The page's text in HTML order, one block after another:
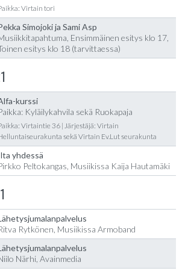
Virtain tori
Simojoki ja Sami Asp
Ensimmäinen esitys klo 17,
esitys klo 18 (tarvittaessa)
kurssi
Kyläilykahvila sekä Ruokapaja
Virtaintie 36 | Järjestäjä: Virtain
sekä Virtain Ev.Lut seurakunta
yhdessä
Peltokangas, Musiikissa Kaija Hautamäki
Rytkönen, Musiikissa Armoband
Närhi, Avainmedia